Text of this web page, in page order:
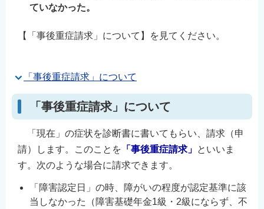
ていなかった。
【「事後重症請求」について】を見てください。
「事後重症請求」について
「事後重症請求」について
「現在」の症状を診断書に書いてもらい、請求（申
請）します。このことを 「事後重症請求」 といいま
す。次のような場合に請求できます。
「障害認定日」の時、障がいの程度が認定基準に該
当しなかった（障害基礎年金1級・2級にならず、不